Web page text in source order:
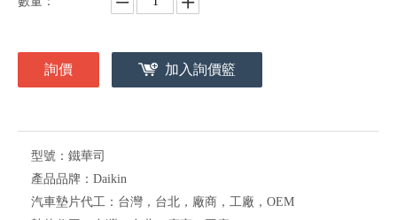
詢價 加入詢價籃
型號： 鐵華司
產品品牌： Daikin
汽車墊片代工： 台灣，台北，廠商，工廠，OEM